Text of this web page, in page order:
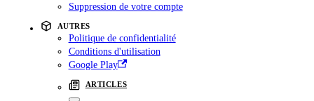
Suppression de votre compte
AUTRES
Politique de confidentialité
Conditions d'utilisation
Google Play
ARTICLES